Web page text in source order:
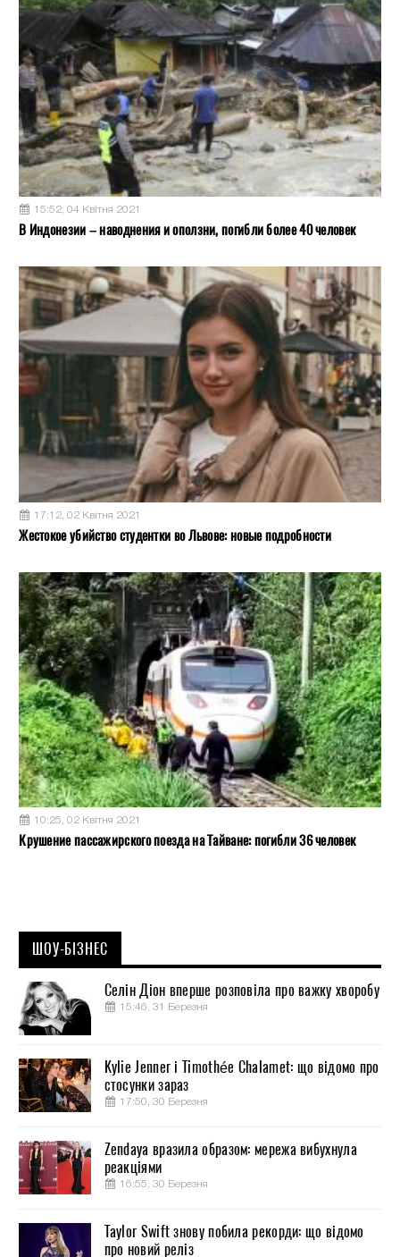
15:52, 04 Квітня 2021
В Индонезии – наводнения и оползни, погибли более 40 человек
17:12, 02 Квітня 2021
Жестокое убийство студентки во Львове: новые подробности
10:25, 02 Квітня 2021
Крушение пассажирского поезда на Тайване: погибли 36 человек
ШОУ-БІЗНЕС
Селін Діон вперше розповіла про важку хворобу
15:46, 31 Березня
Kylie Jenner і Timothée Chalamet: що відомо про
стосунки зараз
17:50, 30 Березня
Zendaya вразила образом: мережа вибухнула
реакціями
16:55, 30 Березня
Taylor Swift знову побила рекорди: що відомо
про новий реліз